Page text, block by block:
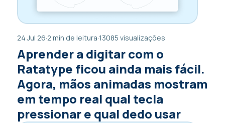
24 Jul 26·2 min de leitura·13085 visualizações
Aprender a digitar com o
Ratatype ficou ainda mais fácil.
Agora, mãos animadas mostram
em tempo real qual tecla
pressionar e qual dedo usar